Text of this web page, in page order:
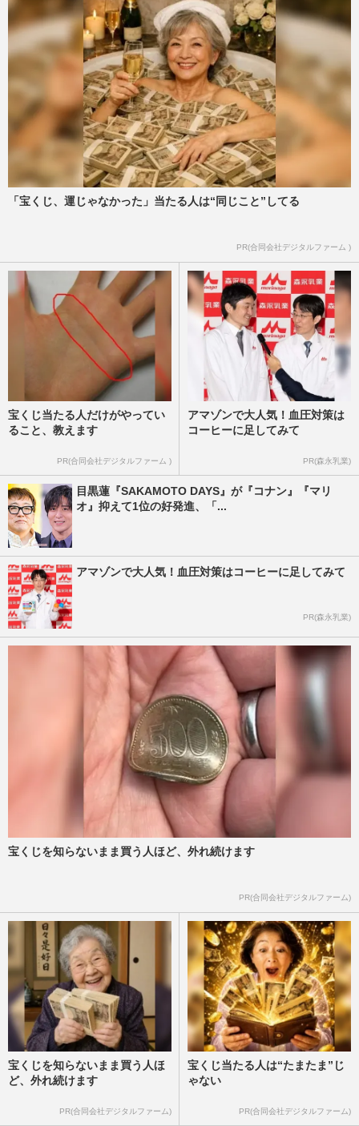
「宝くじ、運じゃなかった」当たる人は“同じこと”してる
PR(合同会社デジタルファーム )
宝くじ当たる人だけがやってい
ること、教えます
PR(合同会社デジタルファーム )
アマゾンで大人気！血圧対策は
コーヒーに足してみて
PR(森永乳業)
目黒蓮『SAKAMOTO DAYS』が『コナン』『マリ
オ』抑えて1位の好発進、「...
アマゾンで大人気！血圧対策はコーヒーに足してみて
PR(森永乳業)
宝くじを知らないまま買う人ほど、外れ続けます
PR(合同会社デジタルファーム)
宝くじを知らないまま買う人ほ
ど、外れ続けます
PR(合同会社デジタルファーム)
宝くじ当たる人は“たまたま”じ
ゃない
PR(合同会社デジタルファーム)